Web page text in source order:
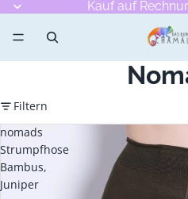
Kauf auf
Filtern
nomads
Strumpfhose
Bambus,
Juniper